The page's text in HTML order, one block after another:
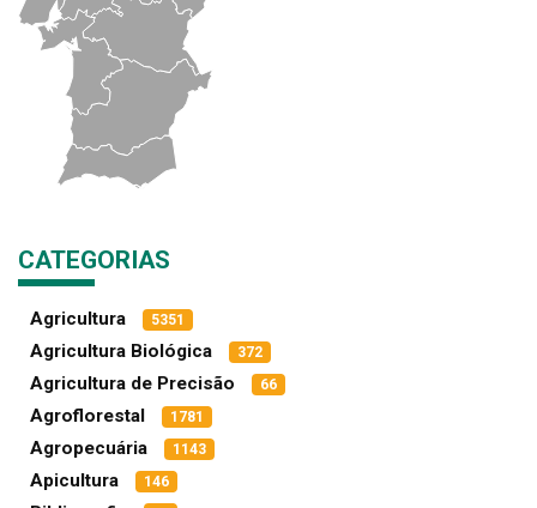
CATEGORIAS
Agricultura 5351
Agricultura Biológica 372
Agricultura de Precisão 66
Agroflorestal 1781
Agropecuária 1143
Apicultura 146